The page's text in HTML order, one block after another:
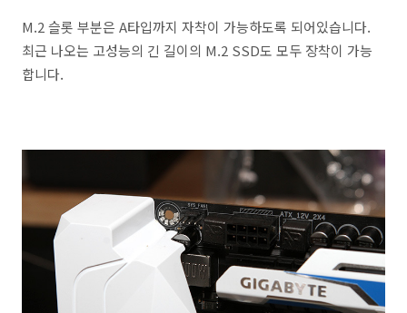
M.2 슬롯 부분은 A타입까지 자착이 가능하도록 되어있습니다.
최근 나오는 고성능의 긴 길이의 M.2 SSD도 모두 장착이 가능
합니다.